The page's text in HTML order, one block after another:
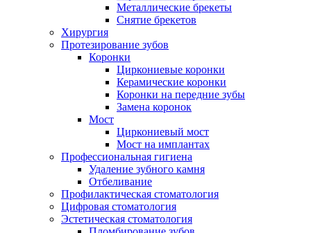
Металлические брекеты
Снятие брекетов
Хирургия
Протезирование зубов
Коронки
Циркониевые коронки
Керамические коронки
Коронки на передние зубы
Замена коронок
Мост
Циркониевый мост
Мост на имплантах
Профессиональная гигиена
Удаление зубного камня
Отбеливание
Профилактическая стоматология
Цифровая стоматология
Эстетическая стоматология